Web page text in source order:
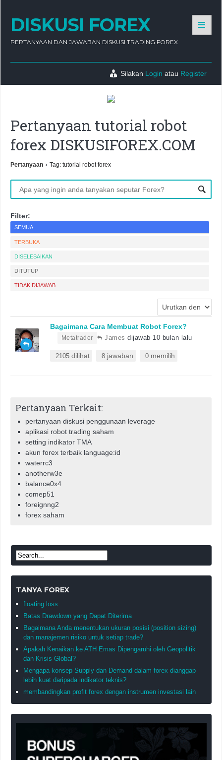
DISKUSI FOREX
PERTANYAAN DAN JAWABAN DISKUSI TRADING FOREX
Silakan Login atau Register
Pertanyaan tutorial robot
forex DISKUSIFOREX.COM
Pertanyaan › Tag: tutorial robot forex
Filter:
SEMUA
TERBUKA
DISELESAIKAN
DITUTUP
TIDAK DIJAWAB
Bagaimana Cara Membuat Robot Forex?
James dijawab 10 bulan lalu
Metatrader
2105 dilihat 8 jawaban 0 memilih
Pertanyaan Terkait:
pertanyaan diskusi penggunaan leverage
aplikasi robot trading saham
setting indikator TMA
akun forex terbaik language:id
waterrc3
anotherw3e
balance0x4
comep51
foreignng2
forex saham
TANYA FOREX
floating loss
Batas Drawdown yang Dapat Diterima
Bagaimana Anda menentukan ukuran posisi (position sizing)
dan manajemen risiko untuk setiap trade?
Apakah Kenaikan ke ATH Emas Dipengaruhi oleh Geopolitik
dan Krisis Global?
Mengapa konsep Supply dan Demand dalam forex dianggap
lebih kuat daripada indikator teknis?
membandingkan profit forex dengan instrumen investasi lain